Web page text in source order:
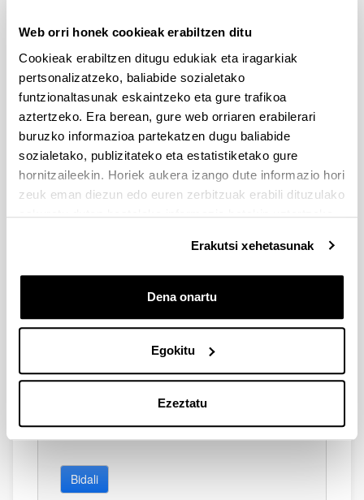
Web orri honek cookieak erabiltzen ditu
Cookieak erabiltzen ditugu edukiak eta iragarkiak
pertsonalizatzeko, baliabide sozialetako
funtzionaltasunak eskaintzeko eta gure trafikoa
aztertzeko. Era berean, gure web orriaren erabilerari
buruzko informazioa partekatzen dugu baliabide
sozialetako, publizitateko eta estatistiketako gure
hornitzaileekin. Horiek aukera izango dute informazio hori
zeuk eman diezun edo euren zerbitzuak erabili dituzulako
eskuratu duten bestelako informazio batekin uztartzeko.
Erakutsi xehetasunak
Dena onartu
Egokitu
Ezeztatu
eskaerak
Idatzi hemen zure iradokizuna edo eskaera
Derrigorrezko eremuak
Bidali